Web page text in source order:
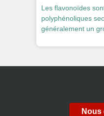
Les flavonoïdes
polyphénoliques
généralement un
Nous